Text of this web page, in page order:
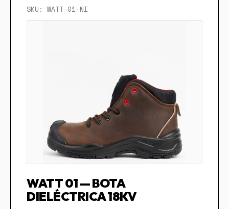
SKU: WATT-01-NI
WATT 01 — BOTA
DIELÉCTRICA 18KV